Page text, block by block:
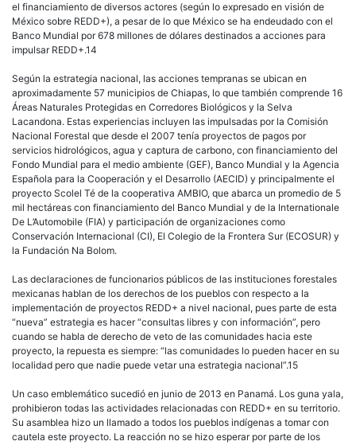
el financiamiento de diversos actores (según lo expresado en visión de
México sobre REDD+), a pesar de lo que México se ha endeudado con el
Banco Mundial por 678 millones de dólares destinados a acciones para
impulsar REDD+.14
Según la estrategia nacional, las acciones tempranas se ubican en
aproximadamente 57 municipios de Chiapas, lo que también comprende 16
Áreas Naturales Protegidas en Corredores Biológicos y la Selva
Lacandona. Estas experiencias incluyen las impulsadas por la Comisión
Nacional Forestal que desde el 2007 tenía proyectos de pagos por
servicios hidrológicos, agua y captura de carbono, con financiamiento del
Fondo Mundial para el medio ambiente (GEF), Banco Mundial y la Agencia
Española para la Cooperación y el Desarrollo (AECID) y principalmente el
proyecto Scolel Té de la cooperativa AMBIO, que abarca un promedio de 5
mil hectáreas con financiamiento del Banco Mundial y de la Internationale
De L’Automobile (FIA) y participación de organizaciones como
Conservación Internacional (CI), El Colegio de la Frontera Sur (ECOSUR) y
la Fundación Na Bolom.
Las declaraciones de funcionarios públicos de las instituciones forestales
mexicanas hablan de los derechos de los pueblos con respecto a la
implementación de proyectos REDD+ a nivel nacional, pues parte de esta
“nueva” estrategia es hacer “consultas libres y con información”, pero
cuando se habla de derecho de veto de las comunidades hacia este
proyecto, la repuesta es siempre: “las comunidades lo pueden hacer en su
localidad pero que nadie puede vetar una estrategia nacional”.15
Un caso emblemático sucedió en junio de 2013 en Panamá. Los guna yala,
prohibieron todas las actividades relacionadas con REDD+ en su territorio.
Su asamblea hizo un llamado a todos los pueblos indígenas a tomar con
cautela este proyecto. La reacción no se hizo esperar por parte de los